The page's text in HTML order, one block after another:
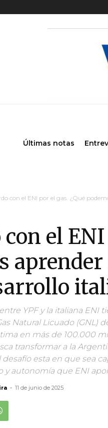
Últimas notas
con el ENI por el gas. ¿Qué
el
YPF y la italiana ENI
Natural Licuado (GNL)
en más de 100.000
transformar a la
esta en que sea
y autonomía que ENI
- 11 de junio de 2025